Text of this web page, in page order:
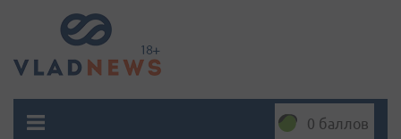
0 баллов